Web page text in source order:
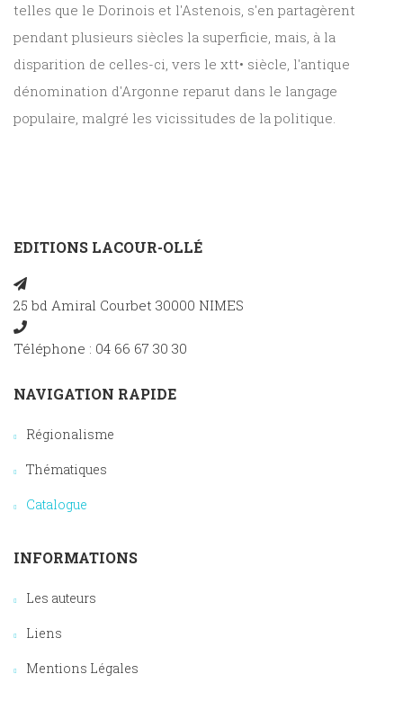
telles que le Dorinois et l'Astenois, s'en partagèrent
pendant plusieurs siècles la superficie, mais, à la
disparition de celles-ci, vers le xtt• siècle, l'antique
dénomination d'Argonne reparut dans le langage
populaire, malgré les vicissitudes de la politique.
EDITIONS LACOUR-OLLÉ
25 bd Amiral Courbet 30000 NIMES
Téléphone : 04 66 67 30 30
NAVIGATION RAPIDE
Régionalisme
Thématiques
Catalogue
INFORMATIONS
Les auteurs
Liens
Mentions Légales